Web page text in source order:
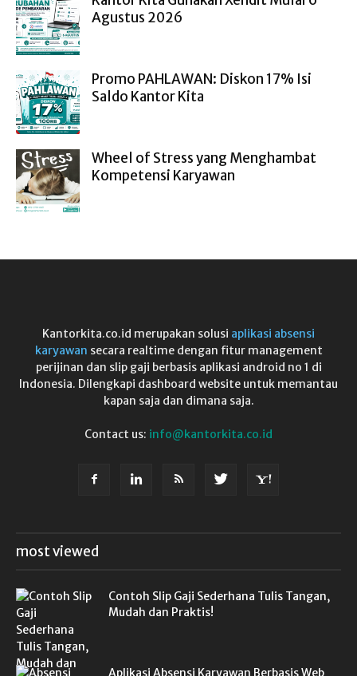
Agustus 2026
Promo PAHLAWAN: Diskon 17% Isi
Saldo Kantor Kita
Wheel of Stress yang Menghambat
Kompetensi Karyawan
Kantorkita.co.id merupakan solusi aplikasi absensi
karyawan secara realtime dengan fitur management
perijinan dan slip gaji berbasis aplikasi android no 1 di
Indonesia. Dilengkapi dashboard website untuk memantau
kapan saja dan dimana saja.
Contact us: info@kantorkita.co.id
most viewed
Contoh Slip Gaji Sederhana Tulis Tangan,
Mudah dan Praktis!
Aplikasi Absensi Karyawan Berbasis Web